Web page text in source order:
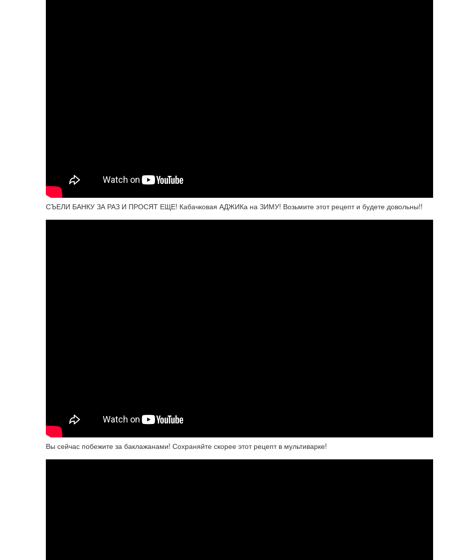
СЪЕЛИ БАНКУ ЗА РАЗ И ПРОСЯТ ЕЩЕ! Кабачковая АДЖИКа на ЗИМУ! Возьмите этот рецепт и будете довольны!!
Вы сейчас побежите за баклажанами! Сохраняйте скорее этот рецепт в мультиварке!